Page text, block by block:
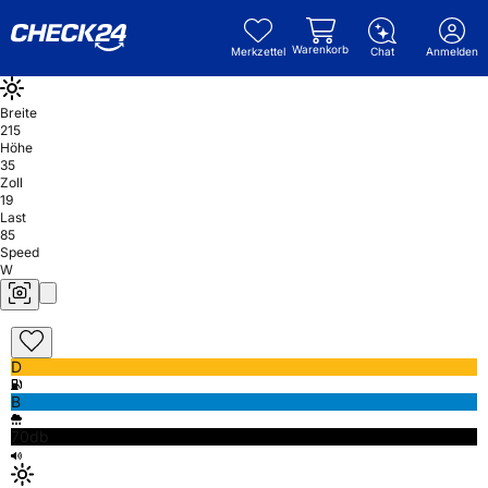
Merkzettel Warenkorb Chat Anmelden
Breite
215
Höhe
35
Zoll
19
Last
85
Speed
W
D
B
70db